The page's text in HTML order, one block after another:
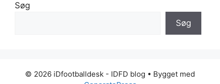
Søg
Søg
© 2026 iDfootballdesk - IDFD blog • Bygget med